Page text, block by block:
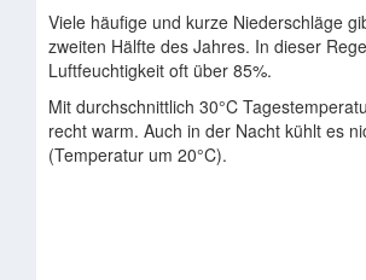
Viele häufige und kurze Niederschläge
zweiten Hälfte des Jahres. In dieser
Luftfeuchtigkeit oft über 85%.
Mit durchschnittlich 30°C
recht warm. Auch in der Nacht kühlt es
(Temperatur um 20°C).